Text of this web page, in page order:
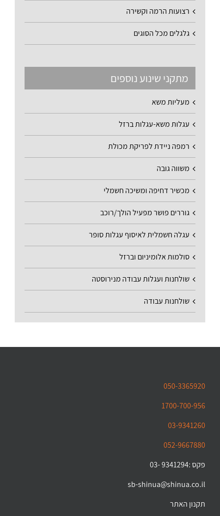
רצועות הרמה וקשירה
גלגלים מכל הסוגים
מתקני שינוע נוספים
מעליות משא
עגלות משא-עגלות ברזל
רמפה ניידת לפריקת מכולת
משווה גובה
מכשיר דחיפה ומשיכה חשמלי
גוררים פושר מפעיל הולך/רוכב
עגלה חשמלית לאיסוף עגלות סופר
סולמות אלומיניום וברזל
שולחנות ועגלות עבודה מנירוסטה
שולחנות עבודה
050-3365920
1700-700-956
03-9341260
052-9667880
פקס :9341294 -03
sb-shinua@shinua.co.il
תקנון האתר